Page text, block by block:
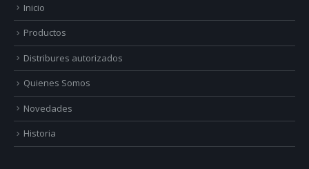
Inicio
Productos
Distribures autorizados
Quienes Somos
Novedades
Historia